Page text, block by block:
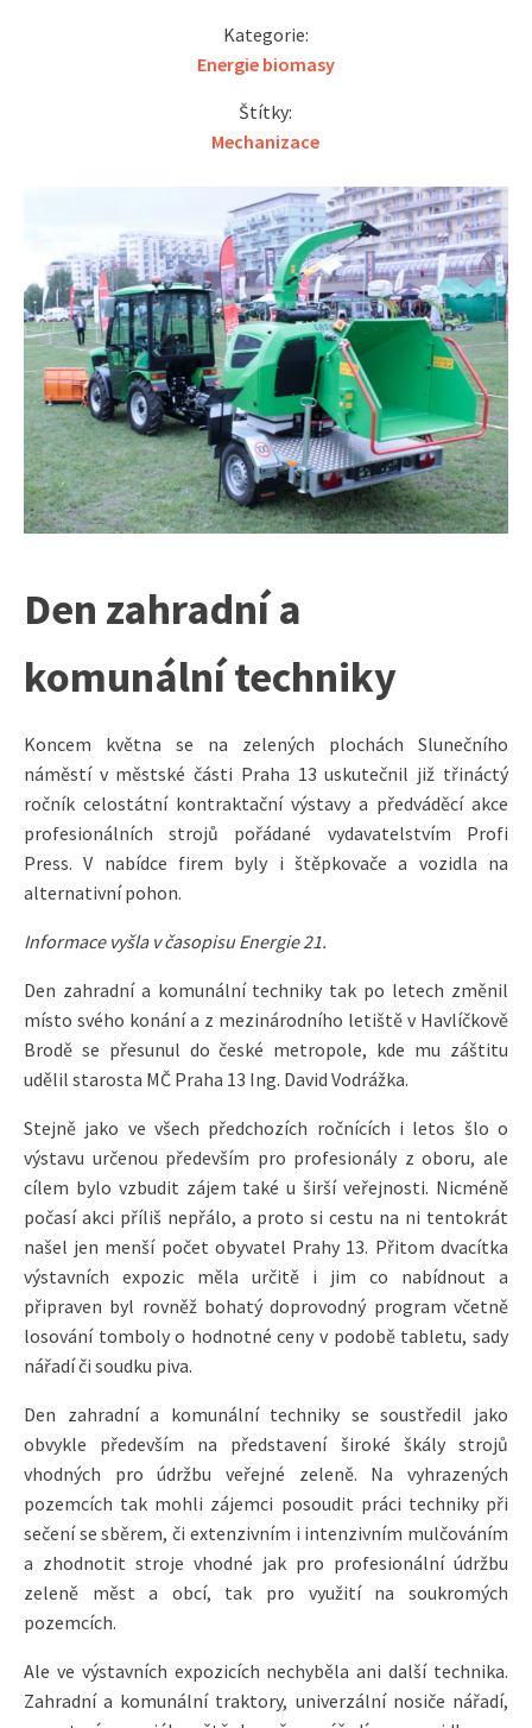
Kategorie:
Energie biomasy
Štítky:
Mechanizace
Den zahradní a
komunální techniky
Koncem května se na zelených plochách Slunečního
náměstí v městské části Praha 13 uskutečnil již třináctý
ročník celostátní kontraktační výstavy a předváděcí akce
profesionálních strojů pořádané vydavatelstvím Profi
Press. V nabídce firem byly i štěpkovače a vozidla na
alternativní pohon.
Informace vyšla v časopisu Energie 21.
Den zahradní a komunální techniky tak po letech změnil
místo svého konání a z mezinárodního letiště v Havlíčkově
Brodě se přesunul do české metropole, kde mu záštitu
udělil starosta MČ Praha 13 Ing. David Vodrážka.
Stejně jako ve všech předchozích ročnících i letos šlo o
výstavu určenou především pro profesionály z oboru, ale
cílem bylo vzbudit zájem také u širší veřejnosti. Nicméně
počasí akci příliš nepřálo, a proto si cestu na ni tentokrát
našel jen menší počet obyvatel Prahy 13. Přitom dvacítka
výstavních expozic měla určitě i jim co nabídnout a
připraven byl rovněž bohatý doprovodný program včetně
losování tomboly o hodnotné ceny v podobě tabletu, sady
nářadí či soudku piva.
Den zahradní a komunální techniky se soustředil jako
obvykle především na představení široké škály strojů
vhodných pro údržbu veřejné zeleně. Na vyhrazených
pozemcích tak mohli zájemci posoudit práci techniky při
sečení se sběrem, či extenzivním i intenzivním mulčováním
a zhodnotit stroje vhodné jak pro profesionální údržbu
zeleně měst a obcí, tak pro využití na soukromých
pozemcích.
Ale ve výstavních expozicích nechyběla ani další technika.
Zahradní a komunální traktory, univerzální nosiče nářadí,